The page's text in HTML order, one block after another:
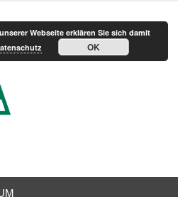
Webseite erklären Sie sich damit
OK